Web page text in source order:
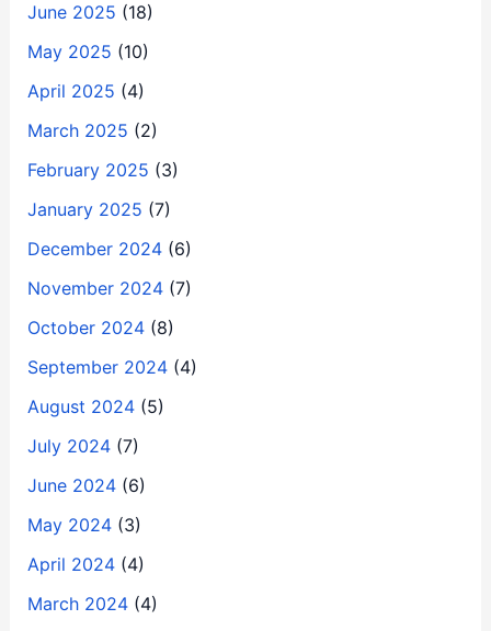
June 2025 (18)
May 2025 (10)
April 2025 (4)
March 2025 (2)
February 2025 (3)
January 2025 (7)
December 2024(6)
November 2024(7)
October 2024(8)
September 2024(4)
August 2024(5)
July 2024(7)
June 2024(6)
May 2024(3)
April 2024(4)
March 2024(4)